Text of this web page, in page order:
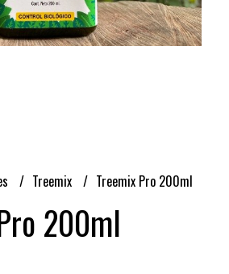
Treemix Treemix Pro 200ml
200ml